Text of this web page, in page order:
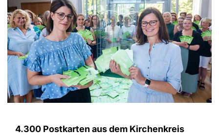
4.300 Postkarten aus dem Kirchenkreis